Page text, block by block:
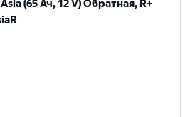
(65 Ач, 12 V) Обратная, R+